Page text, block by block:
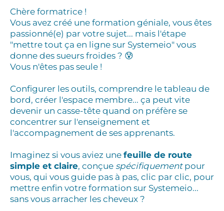
Chère formatrice !
Vous avez créé une formation géniale, vous êtes
passionné(e) par votre sujet... mais l'étape
"mettre tout ça en ligne sur Systemeio" vous
donne des sueurs froides ? 😰
Vous n'êtes pas seule !
Configurer les outils, comprendre le tableau de
bord, créer l'espace membre... ça peut vite
devenir un casse-tête quand on préfère se
concentrer sur l'enseignement et
l'accompagnement de ses apprenants.
Imaginez si vous aviez une feuille de route
simple et claire, conçue spécifiquementpour
vous, qui vous guide pas à pas, clic par clic, pour
mettre enfin votre formation sur Systemeio...
sans vous arracher les cheveux ?